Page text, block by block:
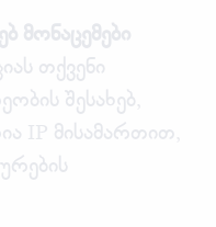
მონაცემები
თქვენი
შესახებ,
IP მისამართით,